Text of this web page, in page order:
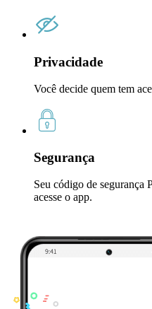
Privacidade
Você decide quem tem
Segurança
Seu código de segurança
acesse o app.